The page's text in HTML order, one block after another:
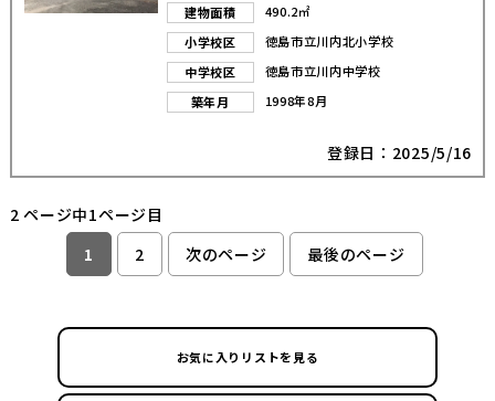
建物面積
490.2㎡
小学校区
徳島市立川内北小学校
中学校区
徳島市立川内中学校
築年月
1998年8月
登録日：2025/5/16
2 ページ中1ページ目
1
2 次のページ 最後のページ
お気に入りリストを見る